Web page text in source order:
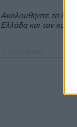
Ακολουθήστε το
Ελλάδα και τον κόσμο.